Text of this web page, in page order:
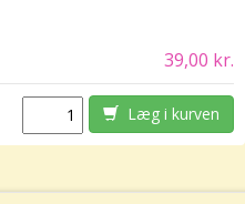
39,00 kr.
Læg i kurven